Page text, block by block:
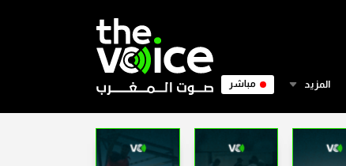
المزيد مباشر